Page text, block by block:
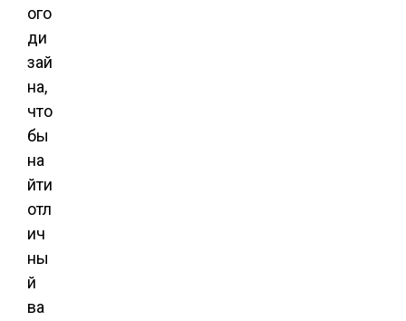
ого
ди
зай
на,
что
бы
на
йти
отл
ич
ны
й
ва